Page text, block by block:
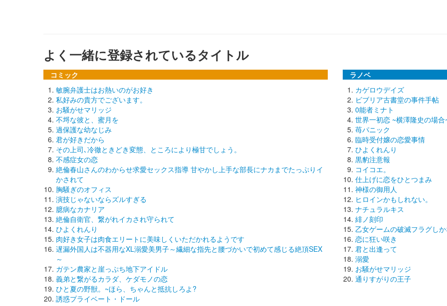
よく一緒に登録されているタイトル
コミック
敏腕弁護士はお熱いのがお好き
私好みの貴方でございます。
お騒がせマリッジ
不埒な彼と、蜜月を
過保護な幼なじみ
君が好きだから
その上司､冷徹ときどき変態、ところにより極甘でしょう。
不感症女の恋
絶倫春山さんのわからせ求愛セックス指導 甘やかし上手な部長にナカまでたっぷりイ
かされて
胸騒ぎのオフィス
演技じゃないならズルすぎる
臆病なカナリア
絶倫自衛官、繋がれイカされ守られて
ひよくれんり
肉好き女子は肉食エリートに美味しくいただかれるようです
遅漏外国人は不器用なXL溺愛美男子～繊細な指先と腰づかいで初めて感じる絶頂SEX
～
ガテン農家と崖っぷち地下アイドル
義弟と繋がるカラダ、ケダモノの恋
ひと夏の野獣。~ほら、ちゃんと抵抗しろよ?
誘惑プライベート・ドール
ラノベ
カゲロウデイズ
ビブリア古書堂の事件手帖
0能者ミナト
世界一初恋 ~横澤隆史の場合
苺パニック
臨時受付嬢の恋愛事情
ひよくれんり
黒豹注意報
コイコエ。
仕上げに恋をひとつまみ
神様の御用人
ヒロインかもしれない。
ナチュラルキス
緋ノ刻印
乙女ゲームの破滅フラグし
恋に狂い咲き
君と出逢って
溺愛
お騒がせマリッジ
通りすがりの王子